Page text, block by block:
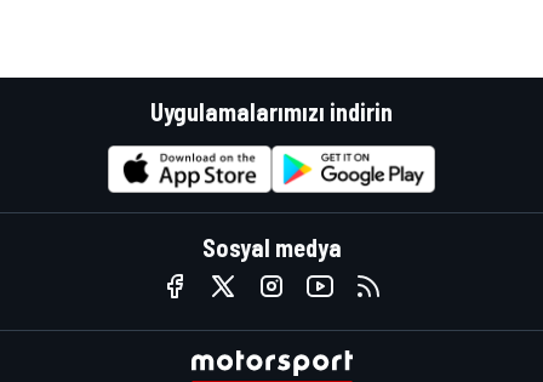
Uygulamalarımızı indirin
Sosyal medya